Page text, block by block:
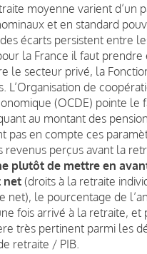
moyenne varient d’un
et en standard
écarts persistent entre
la France il faut prendre
le secteur privé, la
L’Organisation de
(OCDE) pointe le
au montant des
pas en compte ces
perçus avant la
plutôt de mettre en
net (droits à la retraite
net), le pourcentage de
fois arrivé à la retraite, et
très pertinent parmi les
retraite / PIB.